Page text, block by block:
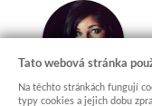
Tato webová stránka
Na těchto stránkách fungují
typy cookies a jejich dobu